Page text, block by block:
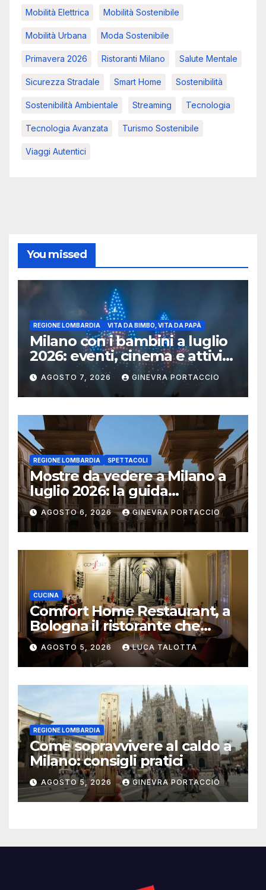
Mobilità Elettrica Mobilità Sostenibile
Mobilità Urbana Moda Sostenibile
Primavera 2026 Ristoranti Milano Salute Mentale
Sicurezza Stradale Smart Home Sostenibilità
Sostenibilità Ambientale Streaming Tecnologia
Tecnologia Avanzata Turismo Sostenibile
Viaggi Autentici
You missed
REGIONE LOMBARDIA VITA DA BIMBO, VITA DA PAPÀ
Milano con i bambini a luglio
2026: eventi, cinema e attività
per famiglie
AGOSTO 7, 2026 GINEVRA PORTACCIO
REGIONE LOMBARDIA SPETTACOLI
Mostre da vedere a Milano a
luglio 2026: la guida
aggiornata
AGOSTO 6, 2026 GINEVRA PORTACCIO
CUCINA
Comfort Home Restaurant, a
Bologna il ristorante che
trasforma l’ospitalità in
un’esperienza di casa
AGOSTO 5, 2026 LUCA TALOTTA
REGIONE LOMBARDIA
Come sopravvivere al caldo a
Milano: consigli pratici
AGOSTO 5, 2026 GINEVRA PORTACCIO